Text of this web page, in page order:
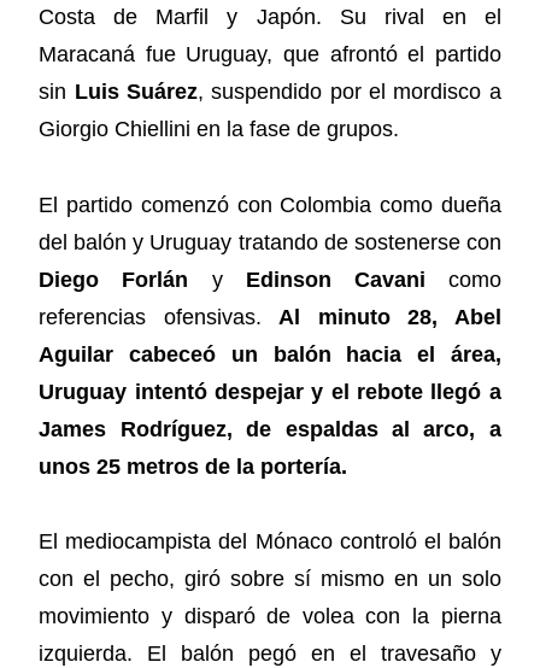
Costa de Marfil y Japón. Su rival en el
Maracaná fue Uruguay, que afrontó el partido
sin Luis Suárez, suspendido por el mordisco a
Giorgio Chiellini en la fase de grupos.
El partido comenzó con Colombia como dueña
del balón y Uruguay tratando de sostenerse con
Diego Forlán y Edinson Cavani como
referencias ofensivas. Al minuto 28, Abel
Aguilar cabeceó un balón hacia el área,
Uruguay intentó despejar y el rebote llegó a
James Rodríguez, de espaldas al arco, a
unos 25 metros de la portería.
El mediocampista del Mónaco controló el balón
con el pecho, giró sobre sí mismo en un solo
movimiento y disparó de volea con la pierna
izquierda. El balón pegó en el travesaño y